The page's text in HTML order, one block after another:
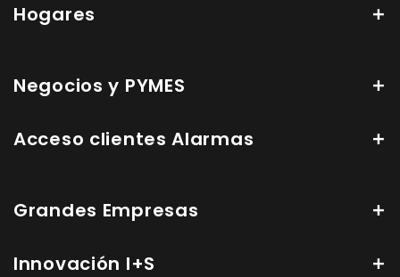
Hogares
Negocios y PYMES
Acceso clientes Alarmas
Grandes Empresas
Innovación I+S